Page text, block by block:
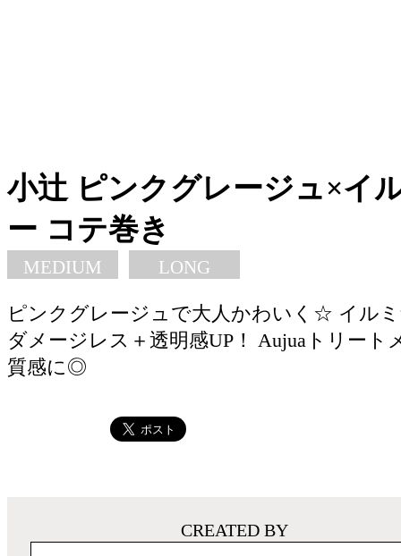
小辻 ピンクグレージュ×イ
ー コテ巻き
MEDIUM LONG
ピンクグレージュで大人かわいく☆ イル
ダメージレス＋透明感UP！ Aujuaトリート
質感に◎
CREATED BY